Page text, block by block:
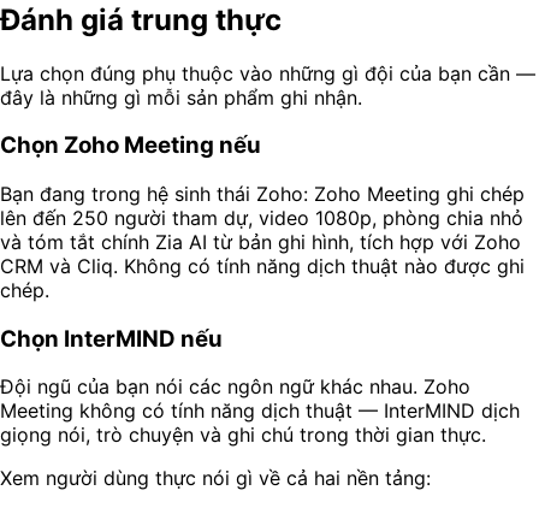
Đánh giá trung thực
Lựa chọn đúng phụ thuộc vào những gì đội của bạn cần —
đây là những gì mỗi sản phẩm ghi nhận.
Chọn Zoho Meeting nếu
Bạn đang trong hệ sinh thái Zoho: Zoho Meeting ghi chép
lên đến 250 người tham dự, video 1080p, phòng chia nhỏ
và tóm tắt chính Zia AI từ bản ghi hình, tích hợp với Zoho
CRM và Cliq. Không có tính năng dịch thuật nào được ghi
chép.
Chọn InterMIND nếu
Đội ngũ của bạn nói các ngôn ngữ khác nhau. Zoho
Meeting không có tính năng dịch thuật — InterMIND dịch
giọng nói, trò chuyện và ghi chú trong thời gian thực.
Xem người dùng thực nói gì về cả hai nền tảng: